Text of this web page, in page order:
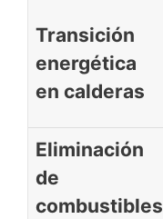
Transición
energética
en calderas
Eliminación
de
combustibles